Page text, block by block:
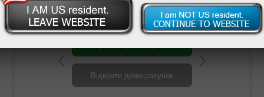
Відкрити демо-рахунок